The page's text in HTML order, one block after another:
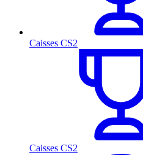
Caisses CS2
Caisses CS2